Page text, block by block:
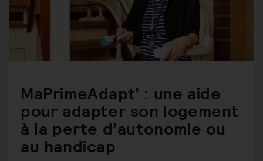
MaPrimeAdapt’ : une aide
pour adapter son logement
à la perte d’autonomie ou
au handicap